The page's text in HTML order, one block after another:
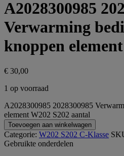
A2028300985
Verwarming
knoppen
€ 30,00
1 op voorraad
A2028300985 2028300985
element W202 S202 aantal
Toevoegen aan winkelwagen
Categorie: W202 S202 C-Klasse
Gebruikte onderdelen